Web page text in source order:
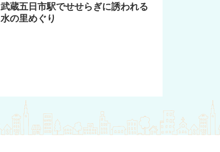
武蔵五日市駅でせせらぎに誘われる
水の里めぐり